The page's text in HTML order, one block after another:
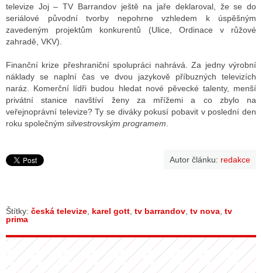
televize Joj – TV Barrandov ještě na jaře deklaroval, že se do
seriálové původní tvorby nepohrne vzhledem k úspěšným
zavedeným projektům konkurentů (Ulice, Ordinace v růžové
zahradě, VKV).
Finanční krize přeshraniční spolupráci nahrává. Za jedny výrobní
náklady se naplní čas ve dvou jazykově příbuzných televizích
naráz. Komerční lídři budou hledat nové pěvecké talenty, menší
privátní stanice navštíví ženy za mřížemi a co zbylo na
veřejnoprávní televize? Ty se diváky pokusí pobavit v poslední den
roku společným silvestrovským programem
Autor článku: redakce
Štítky: česká televize karel gott tv barrandov tv nova tv
prima